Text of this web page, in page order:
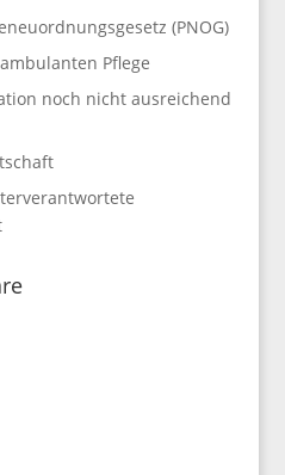
(PNOG)
Pflege
noch nicht ausreichend